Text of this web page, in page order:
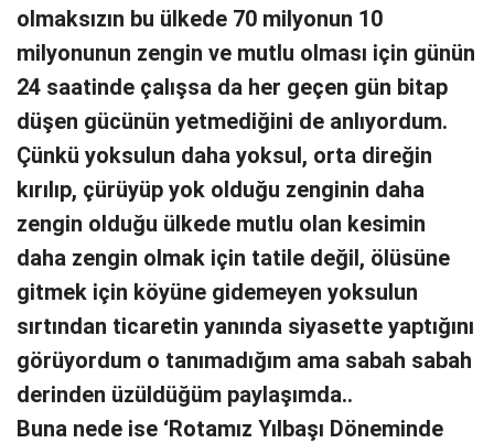
olmaksızın bu ülkede 70 milyonun 10
milyonunun zengin ve mutlu olması için günün
24 saatinde çalışsa da her geçen gün bitap
düşen gücünün yetmediğini de anlıyordum.
Çünkü yoksulun daha yoksul, orta direğin
kırılıp, çürüyüp yok olduğu zenginin daha
zengin olduğu ülkede mutlu olan kesimin
daha zengin olmak için tatile değil, ölüsüne
gitmek için köyüne gidemeyen yoksulun
sırtından ticaretin yanında siyasette yaptığını
görüyordum o tanımadığım ama sabah sabah
derinden üzüldüğüm paylaşımda..
Buna nede ise ‘Rotamız Yılbaşı Döneminde